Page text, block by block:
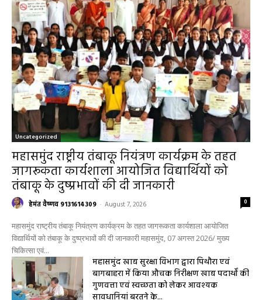
बसना हेमंत वैष्णव 9131614309 - August 2, 2026
महासमुंद/प्रधानमंत्री फसल बीमा योजना खरीफ
2026 के लिए फसल बीमा की अंतिम तिथि 14
अगस्त तक बढ़ी
महासमुंद हेमंत वैष्णव 9131614309 - August 2, 2026
0
सरायपाली/ ओम हॉस्पिटल में 4 अगस्त को बाल रोग
विशेषज्ञ की ओपीडी, आयुष्मान से भी मिलेगा इलाज
सरायपाली हेमंत वैष्णव 9131614309 - August 2, 2026
सरायपाली/ बिना दर्द और बिना ऑपरेशन होगी
लिवर की जांच, चिवराकुटा में फाइब्रो स्कैन कैंप
फाइब्रो स्कैन...
हेल्थ प्लस हेमंत वैष्णव 9131614309 - August 1, 2026
सरायपाली/ 200 गांवों की महिलाओं के लिए राहत,
सरायपाली अस्पताल में मिल रही विशेषज्ञ स्वास्थ्य